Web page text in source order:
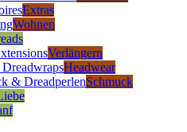
Extras
Wohnen
Verlängern
Headwear
& DreadperlenSchmuck